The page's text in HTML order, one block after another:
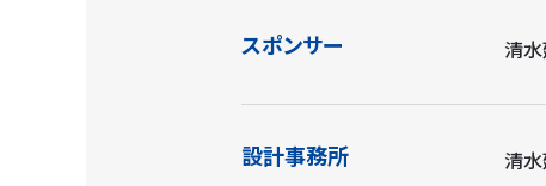
スポンサー 清
設計事務所 清